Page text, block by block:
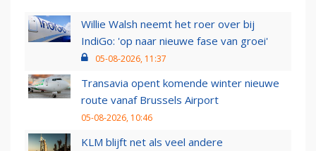
Willie Walsh neemt het roer over bij
IndiGo: 'op naar nieuwe fase van groei'
05-08-2026, 11:37
Transavia opent komende winter nieuwe
route vanaf Brussels Airport
05-08-2026, 10:46
KLM blijft net als veel andere